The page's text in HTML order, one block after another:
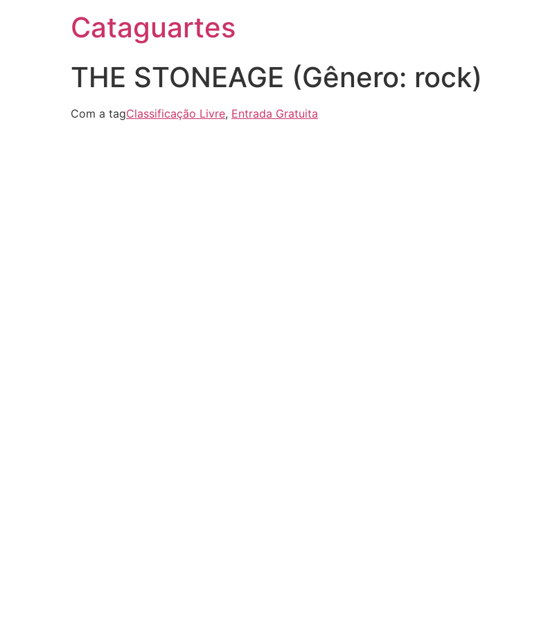
Cataguartes
THE STONEAGE (Gênero: rock)
Com a tagClassificação Livre, Entrada Gratuita